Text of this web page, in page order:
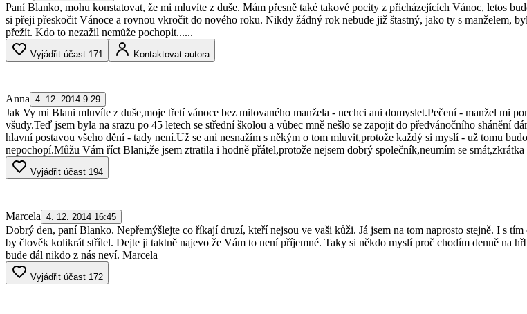
Paní Blanko, mohu konstatovat, že mi mluvíte z duše. Mám přesně také takové pocity z přicházejících Vánoc, letos
si přeji přeskočit Vánoce a rovnou vkročit do nového roku. Nikdy žádný rok nebude již štastný, jako ty s manželem,
přežít. Kdo to nezažil nemůže pochopit......
Vyjádřit účast 171 Kontaktovat autora
Anna 4. 12. 2014 9:29
Jak Vy mi Blani mluvíte z duše,moje třetí vánoce bez milovaného manžela - nechci ani domyslet.Pečení - manžel mi
všudy.Teď jsem byla na srazu po 45 letech se střední školou a vůbec mně nešlo se zapojit do předvánočního shánění
hlavní postavou všeho dění - tady není.Už se ani nesnažím s někým o tom mluvit,protože každý si myslí - už tomu
nepochopí.Můžu Vám říct Blani,že jsem ztratila i hodně přátel,protože nejsem dobrý společník,neumím se
Vyjádřit účast 194
Marcela 4. 12. 2014 16:45
Dobrý den, paní Blanko. Nepřemýšlejte co říkají druzí, kteří nejsou ve vaši kůži. Já jsem na tom naprosto stejně. I s
by člověk kolikrát střílel. Dejte ji taktně najevo že Vám to není příjemné. Taky si někdo myslí proč chodím denně na
bude dál nikdo z nás neví. Marcela
Vyjádřit účast 172